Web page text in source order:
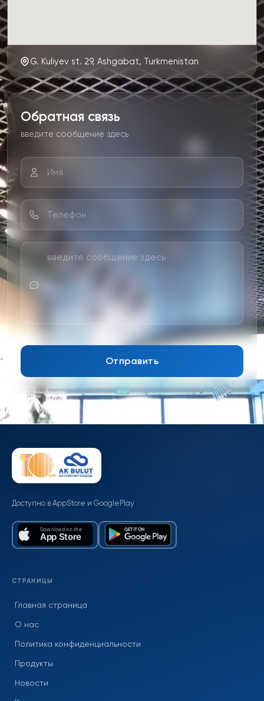
G. Kuliyev st. 29, Ashgabat, Turkmenistan
Обратная связь
введите сообщение здесь
Отправить
Доступно в AppStore и GooglePlay
СТРАНИЦЫ
Главная страница
О нас
Политика конфиденциальности
Продукты
Новости